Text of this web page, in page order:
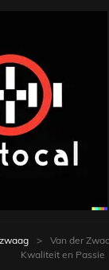
>
Van der
Kwaliteit en Passie